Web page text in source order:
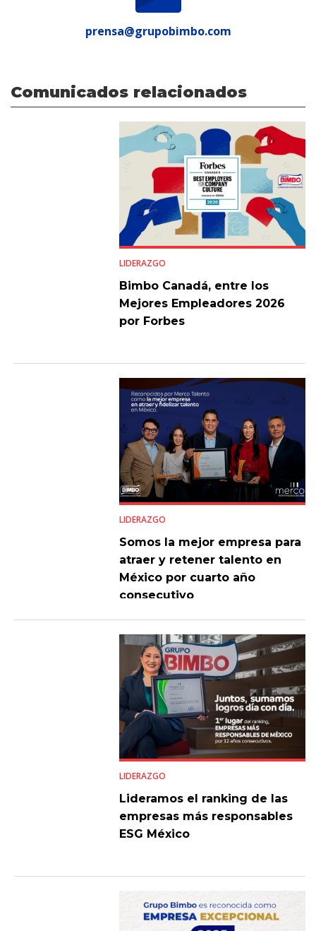
prensa@grupobimbo.com
Comunicados relacionados
LIDERAZGO
Bimbo Canadá, entre los
Mejores Empleadores 2026
por Forbes
LIDERAZGO
Somos la mejor empresa para
atraer y retener talento en
México por cuarto año
consecutivo
LIDERAZGO
Lideramos el ranking de las
empresas más responsables
ESG México